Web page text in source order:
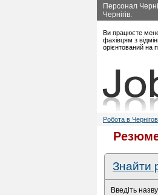
Персонал
Чернігів.
Ви працюєте
фахівцям з
орієнтований на
Робота в
Резюме
Знайти
Введіть